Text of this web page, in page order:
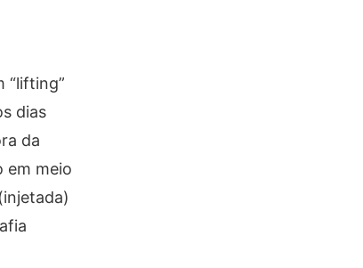
“lifting”
dias
da
em meio